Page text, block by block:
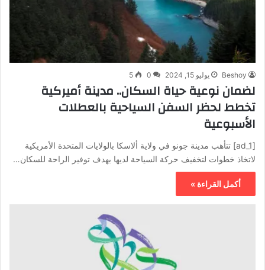
Beshoy يوليو 15, 2024 0
5
لضمان نوعية حياة السكان.. مدينة أميركية
تخطط لحظر السفن السياحية بالعطلات
الأسبوعية
[ad_1] تتأهب مدينة جونو في ولاية ألاسكا بالولايات المتحدة الأمريكية
لاتخاذ خطوات لتخفيف حركة السياحة لديها بهدف توفير الراحة للسكان…
أكمل القراءة »